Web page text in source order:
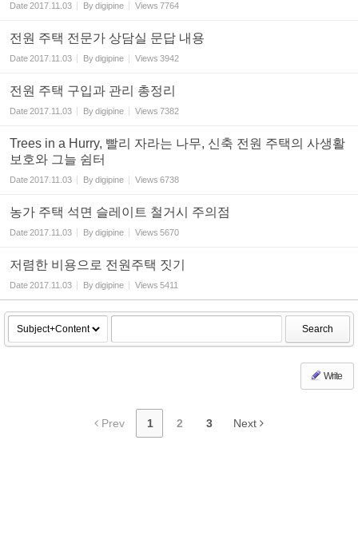
Date2017.11.03 Bydigipine Views 7764
전원 주택 전문가 상담실 문답 내용
Date2017.11.03 Bydigipine Views 3942
전원 주택 구입과 관리 총정리
Date2017.11.03 Bydigipine Views 7382
Trees in a Hurry, 빨리 자라는 나무, 신축 전원 주택의 사생활
보호와 그늘 쉼터
Date2017.11.03 Bydigipine Views 6738
농가 주택 석면 슬레이트 철거시 주의점
Date2017.11.03 Bydigipine Views 5670
저렴한 비용으로 전원주택 짓기
Date2017.11.03 Bydigipine Views 5411
Search
Write
Prev 1 2 3 Next